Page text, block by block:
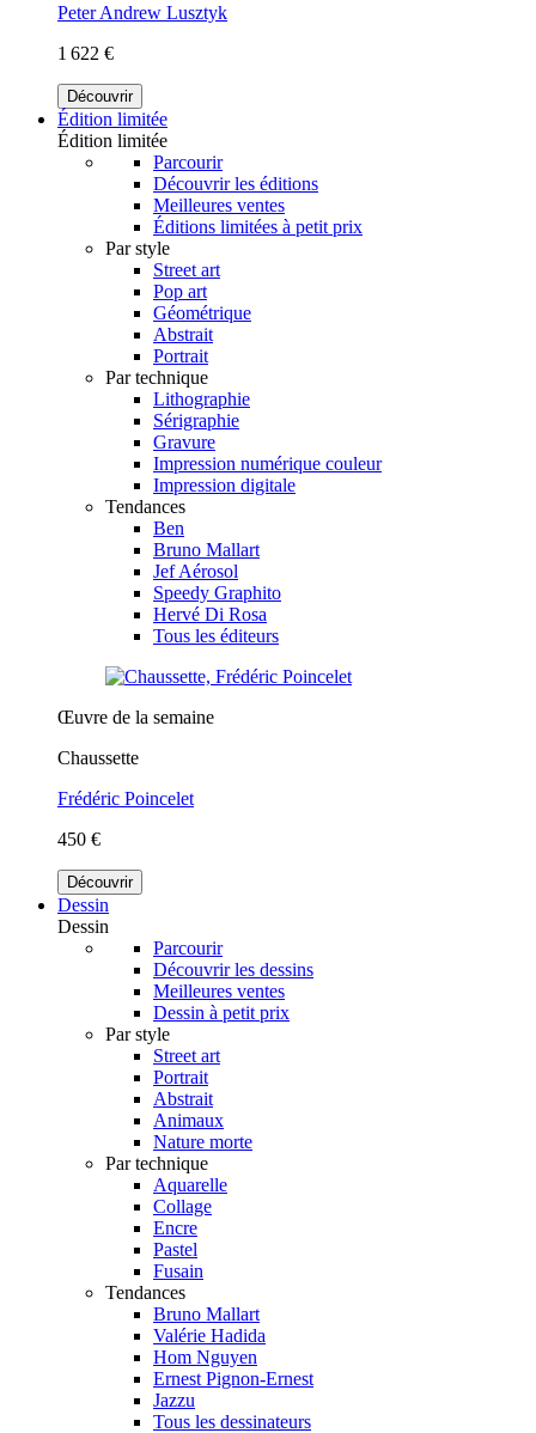
Peter Andrew Lusztyk
1 622 €
Découvrir
Édition limitée
Édition limitée
Parcourir
Découvrir les éditions
Meilleures ventes
Éditions limitées à petit prix
Par style
Street art
Pop art
Géométrique
Abstrait
Portrait
Par technique
Lithographie
Sérigraphie
Gravure
Impression numérique couleur
Impression digitale
Tendances
Ben
Bruno Mallart
Jef Aérosol
Speedy Graphito
Hervé Di Rosa
Tous les éditeurs
Œuvre de la semaine
Chaussette
Frédéric Poincelet
450 €
Découvrir
Dessin
Dessin
Parcourir
Découvrir les dessins
Meilleures ventes
Dessin à petit prix
Par style
Street art
Portrait
Abstrait
Animaux
Nature morte
Par technique
Aquarelle
Collage
Encre
Pastel
Fusain
Tendances
Bruno Mallart
Valérie Hadida
Hom Nguyen
Ernest Pignon-Ernest
Jazzu
Tous les dessinateurs